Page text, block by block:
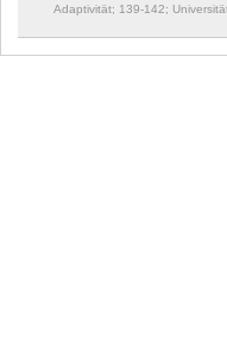
Adaptivität; 139-142;